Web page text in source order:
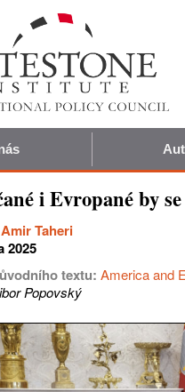
i Evropané by
Amir Taheri
2025
textu: America and
Popovský